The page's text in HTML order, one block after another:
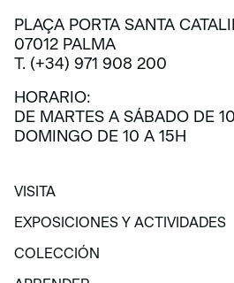
PLAÇA PORTA SANTA
07012 PALMA
T. (+34) 971 908 200
HORARIO:
DE MARTES A SÁBADO DE
DOMINGO DE 10 A 15H
VISITA
VISITA
EXPOSICIONES Y ACTIVIDADES
EXPOSICIONES Y ACTIVIDADES
COLECCIÓN
COLECCIÓN